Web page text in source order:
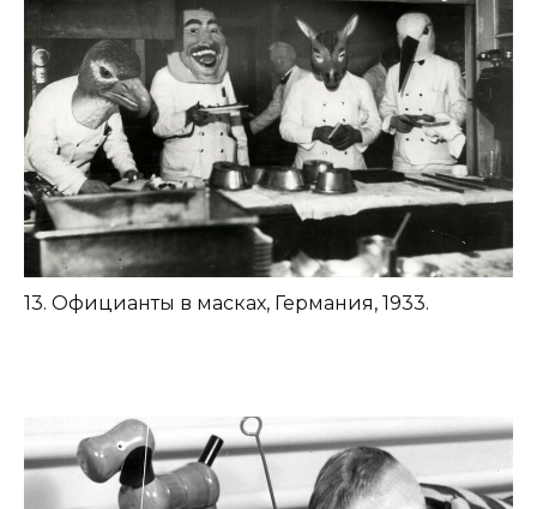
13. Официанты в масках, Германия, 1933.